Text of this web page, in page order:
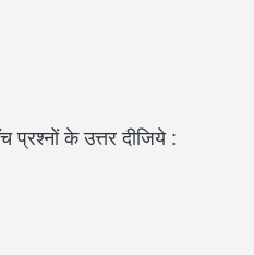
प्रश्नों के उत्तर दीजिये :